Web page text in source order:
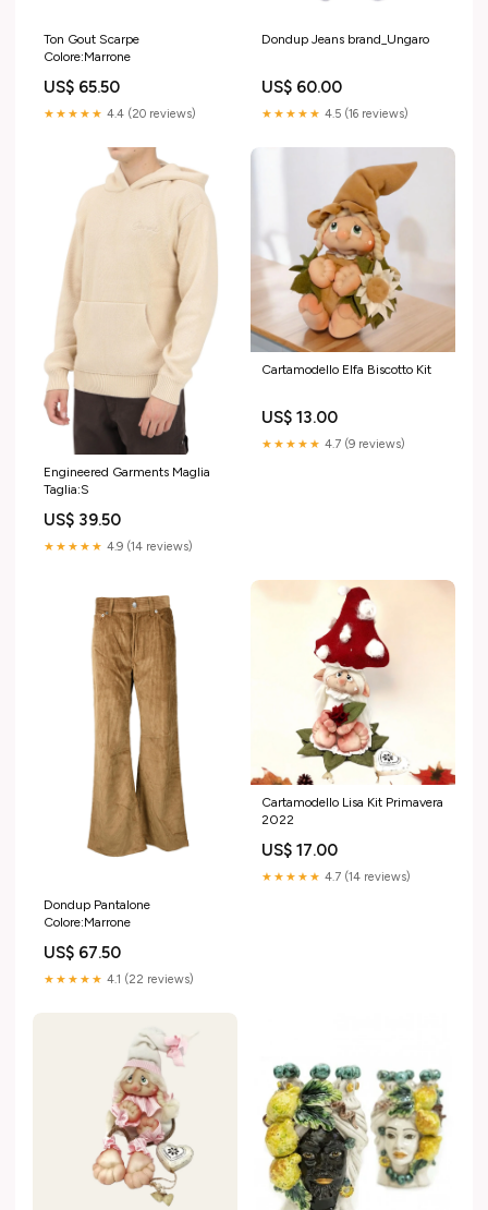
Ton Gout Scarpe
Colore:Marrone
US$ 65.50
★★★★★ 4.4 (20 reviews)
Dondup Jeans brand_Ungaro
US$ 60.00
★★★★★ 4.5 (16 reviews)
Engineered Garments Maglia
Taglia:S
US$ 39.50
★★★★★ 4.9 (14 reviews)
Cartamodello Elfa Biscotto Kit
US$ 13.00
★★★★★ 4.7 (9 reviews)
Dondup Pantalone
Colore:Marrone
US$ 67.50
★★★★★ 4.1 (22 reviews)
Cartamodello Lisa Kit Primavera
2022
US$ 17.00
★★★★★ 4.7 (14 reviews)